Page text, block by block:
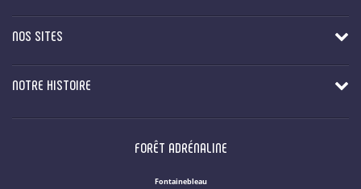
NOS SITES
NOTRE HISTOIRE
FORÊT ADRÉNALINE
Fontainebleau